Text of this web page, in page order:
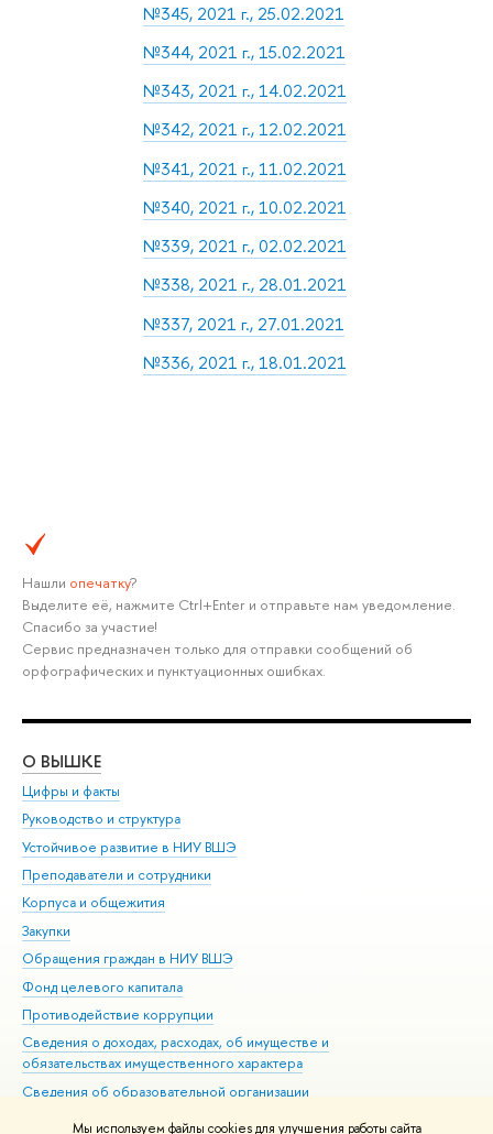
Мы используем файлы cookies для улучшения работы сайта
№345, 2021 г., 25.02.2021
№344, 2021 г., 15.02.2021
№343, 2021 г., 14.02.2021
№342, 2021 г., 12.02.2021
№341, 2021 г., 11.02.2021
№340, 2021 г., 10.02.2021
№339, 2021 г., 02.02.2021
№338, 2021 г., 28.01.2021
№337, 2021 г., 27.01.2021
№336, 2021 г., 18.01.2021
Нашли опечатку?
Выделите её, нажмите Ctrl+Enter и отправьте нам уведомление.
Спасибо за участие!
Сервис предназначен только для отправки сообщений об
орфографических и пунктуационных ошибках.
О ВЫШКЕ
Цифры и факты
Руководство и структура
Устойчивое развитие в НИУ ВШЭ
Преподаватели и сотрудники
Корпуса и общежития
Закупки
Обращения граждан в НИУ ВШЭ
Фонд целевого капитала
Противодействие коррупции
Сведения о доходах, расходах, об имуществе и
обязательствах имущественного характера
Сведения об образовательной организации
Людям с ограниченными возможностями здоровья